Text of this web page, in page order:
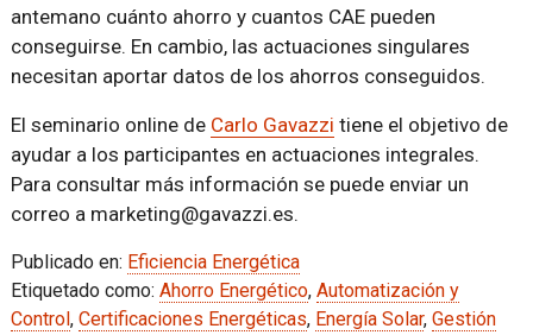
antemano cuánto ahorro y cuantos CAE pueden
conseguirse. En cambio, las actuaciones singulares
necesitan aportar datos de los ahorros conseguidos.
El seminario online de Carlo Gavazzi tiene el objetivo de
ayudar a los participantes en actuaciones integrales.
Para consultar más información se puede enviar un
correo a marketing@gavazzi.es.
Publicado en: Eficiencia Energética
Etiquetado como: Ahorro Energético, Automatización y
Control , Certificaciones Energéticas, Energía Solar, Gestión